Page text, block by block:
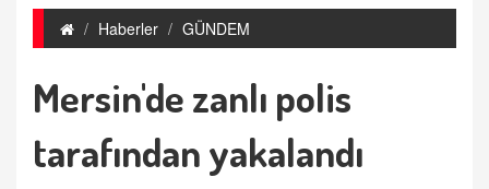
Haberler GÜNDEM
Mersin'de zanlı polis
tarafından yakalandı